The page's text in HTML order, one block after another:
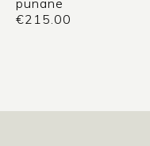
punane
€215.00